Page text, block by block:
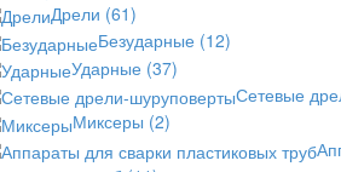
Дрели (61)
Безударные (12)
Ударные (37)
Сетевые
Миксеры (2)